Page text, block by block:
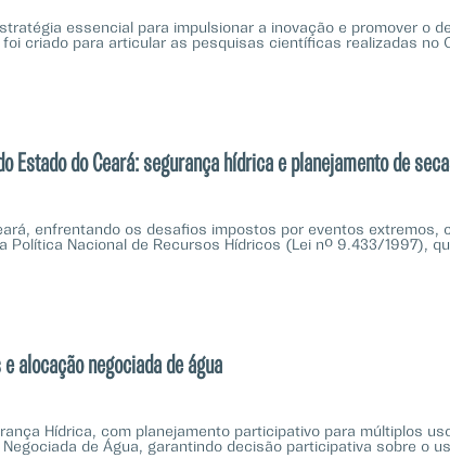
essencial para impulsionar a inovação e promover o
criado para articular as pesquisas científicas realizadas no
do Ceará: segurança hídrica e planejamento de
enfrentando os desafios impostos por eventos extremos,
Nacional de Recursos Hídricos (Lei nº 9.433/1997),
alocação negociada de água
Hídrica, com planejamento participativo para múltiplos
de Água, garantindo decisão participativa sobre o